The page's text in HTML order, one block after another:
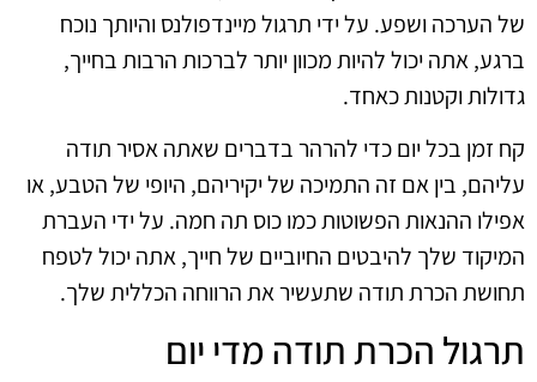
של הערכה ושפע. על ידי תרגול מיינדפולנס והיותך נוכח
ברגע, אתה יכול להיות מכוון יותר לברכות הרבות בחייך,
גדולות וקטנות כאחד.
קח זמן בכל יום כדי להרהר בדברים שאתה אסיר תודה
עליהם, בין אם זה התמיכה של יקיריהם, היופי של הטבע, או
אפילו ההנאות הפשוטות כמו כוס תה חמה. על ידי העברת
המיקוד שלך להיבטים החיוביים של חייך, אתה יכול לטפח
תחושת הכרת תודה שתעשיר את הרווחה הכללית שלך.
תרגול הכרת תודה מדי יום